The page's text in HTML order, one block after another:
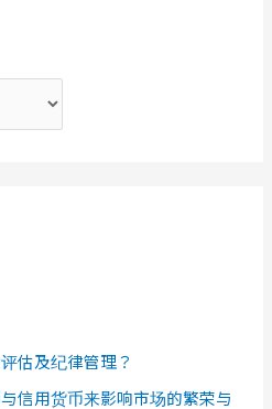
估及纪律管理？
信用货币来影响市场的繁荣与